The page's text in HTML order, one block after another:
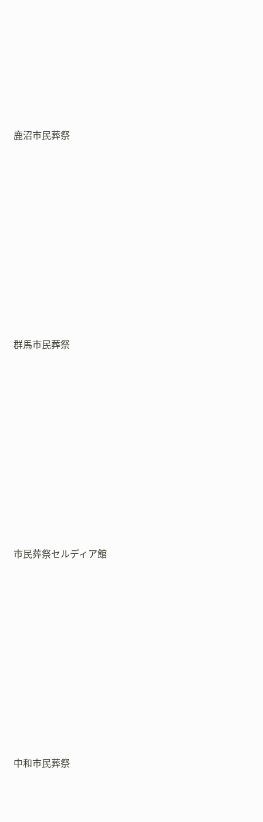
鹿沼市民葬祭
群馬市民葬祭
市民葬祭セルディア館
中和市民葬祭